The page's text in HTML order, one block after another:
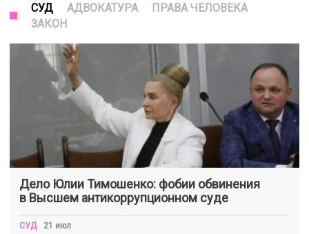
СУД АДВОКАТУРА
ПРАВА ЧЕЛОВЕКА
ЗАКОН
Дело Юлии Тимошенко: фобии обвинения
в Высшем антикоррупционном суде
СУД 21 июл